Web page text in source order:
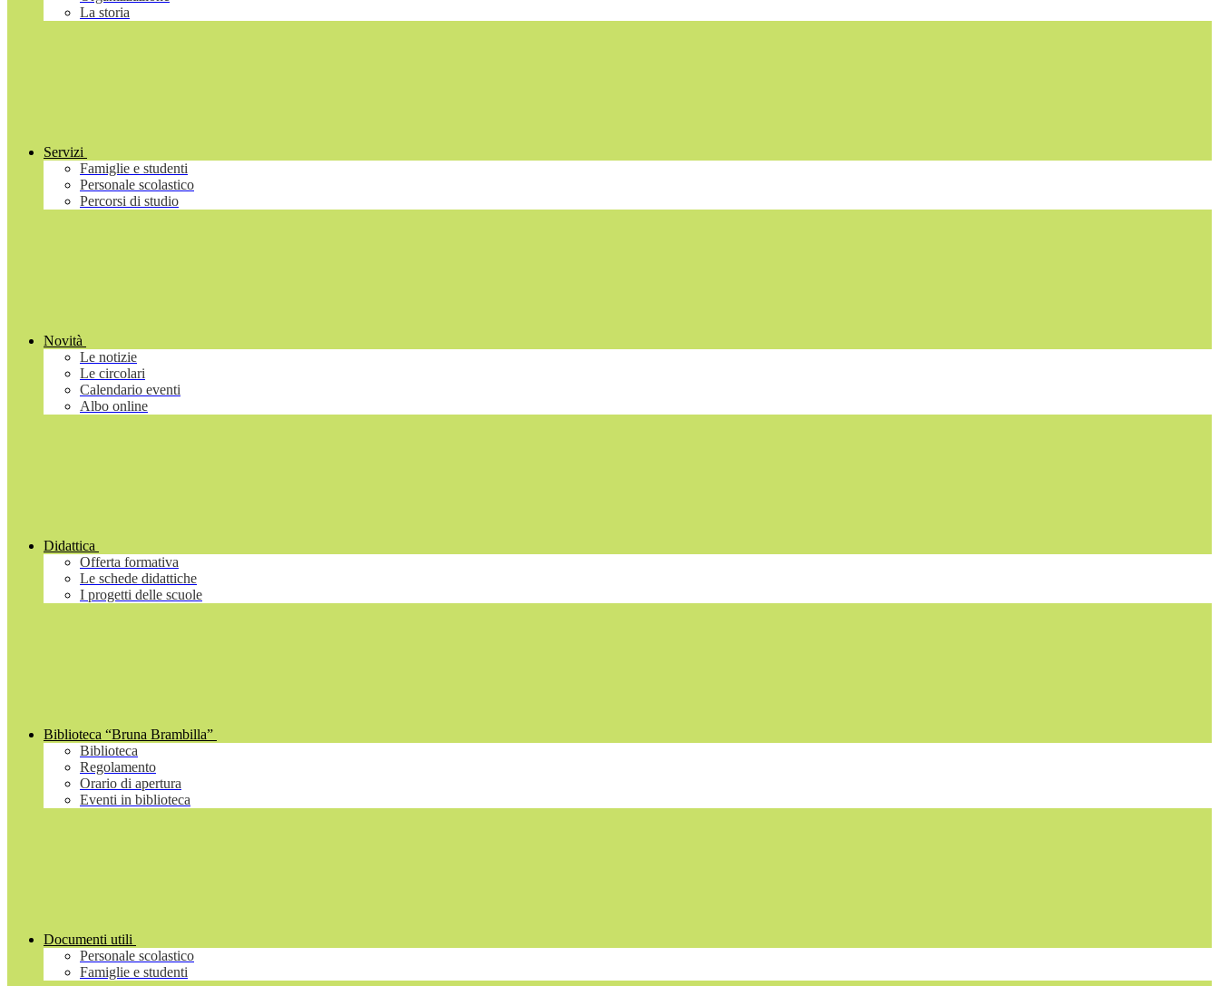
La storia
Servizi
Famiglie e studenti
Personale scolastico
Percorsi di studio
Novità
Le notizie
Le circolari
Calendario eventi
Albo online
Didattica
Offerta formativa
Le schede didattiche
I progetti delle scuole
Biblioteca “Bruna Brambilla”
Biblioteca
Regolamento
Orario di apertura
Eventi in biblioteca
Documenti utili
Personale scolastico
Famiglie e studenti